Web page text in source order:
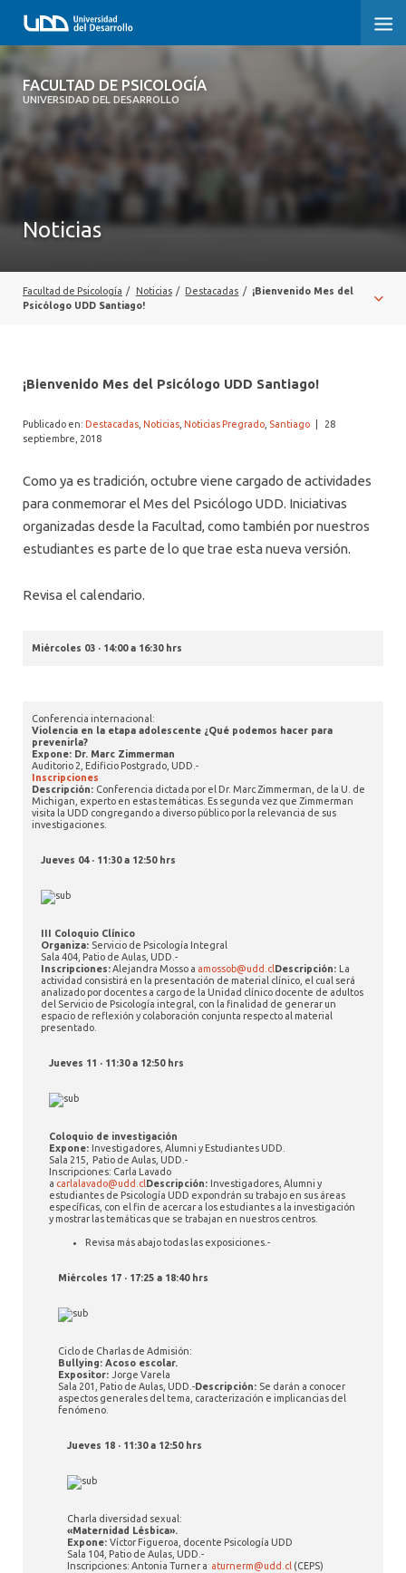
FACULTAD DE PSICOLOGÍA
UNIVERSIDAD DEL DESARROLLO
FACULTAD DE PSICOLOGÍA
POSTGRADOS Y EDUCACIÓN CONTINUA
SERVICIO DE PSICOLOGÍA INTEGRAL
Noticias
Facultad de Psicología / Noticias / Destacadas /
¡Bienvenido Mes del
Psicólogo UDD Santiago!
¡Bienvenido Mes del Psicólogo UDD Santiago!
Publicado en: Destacadas Noticias Noticias Pregrado Santiago
28
septiembre, 2018
Como ya es tradición, octubre viene cargado de actividades
para conmemorar el Mes del Psicólogo UDD. Iniciativas
organizadas desde la Facultad, como también por nuestros
estudiantes es parte de lo que trae esta nueva versión.
Revisa el calendario.
Miércoles 03 · 14:00 a 16:30 hrs
Conferencia internacional:
Violencia en la etapa adolescente ¿Qué podemos hacer para
prevenirla?
Expone: Dr. Marc Zimmerman
Auditorio 2, Edificio Postgrado, UDD.-
Inscripciones
Descripción: Conferencia dictada por el Dr. Marc Zimmerman, de la U. de
Michigan, experto en estas temáticas. Es segunda vez que Zimmerman
visita la UDD congregando a diverso público por la relevancia de sus
investigaciones.
Jueves 04 · 11:30 a 12:50 hrs
III Coloquio Clínico
Organiza: Servicio de Psicología Integral
Sala 404, Patio de Aulas, UDD.-
Inscripciones:Alejandra Mosso a amossob@udd.clDescripción: La
actividad consistirá en la presentación de material clínico, el cual será
analizado por docentes a cargo de la Unidad clínico docente de adultos
del Servicio de Psicología integral, con la finalidad de generar un
espacio de reflexión y colaboración conjunta respecto al material
presentado.
Jueves 11 · 11:30 a 12:50 hrs
Coloquio de investigación
Expone: Investigadores, Alumni y Estudiantes UDD.
Sala 215, Patio de Aulas, UDD.-
Inscripciones: Carla Lavado
a carlalavado@udd.clDescripción: Investigadores, Alumni y
estudiantes de Psicología UDD expondrán su trabajo en sus áreas
específicas, con el fin de acercar a los estudiantes a la investigación
y mostrar las temáticas que se trabajan en nuestros centros.
Revisa más abajo todas las exposiciones.-
Miércoles 17 · 17:25 a 18:40 hrs
Ciclo de Charlas de Admisión:
Bullying: Acoso escolar.
Expositor: Jorge Varela
Sala 201, Patio de Aulas, UDD.-Descripción: Se darán a conocer
aspectos generales del tema, caracterización e implicancias del
fenómeno.
Jueves 18 · 11:30 a 12:50 hrs
Charla diversidad sexual:
«Maternidad Lésbica».
Expone:Víctor Figueroa, docente Psicología UDD
Sala 104, Patio de Aulas, UDD.-
Inscripciones: Antonia Turner a aturnerm@udd.cl (CEPS)